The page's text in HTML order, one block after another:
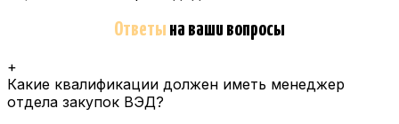
Ответы на ваши вопросы
+
Какие квалификации должен иметь менеджер
отдела закупок ВЭД?